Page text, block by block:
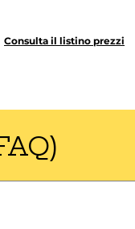
Consulta il listino prezzi